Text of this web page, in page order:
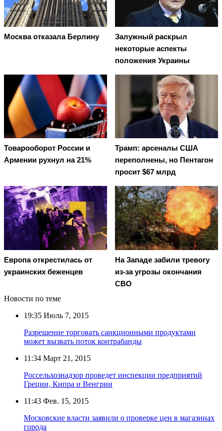
Москва отказала Берлину
Залужный раскрыл
некоторые аспекты
положения Украины
Товарооборот России и
Армении рухнул на 21%
Трамп: арсеналы США
переполнены, но Пентагон
просит $67 млрд
Европа открестилась от
украинских беженцев
На Западе забили тревогу
из-за угрозы окончания
СВО
Новости по теме
19:35 Июль 7, 2015
Разрешение торговать санкционными продуктами
может вызвать поток контрабанды
11:34 Март 21, 2015
Россельхознадзор проведет инспекции предприятий
Греции, Кипра и Венгрии
11:43 Фев. 15, 2015
Московские власти заявили о проверке цен в магазинах
города